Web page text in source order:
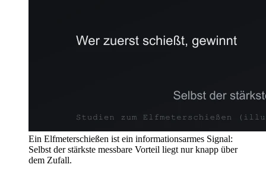
Ein Elfmeterschießen ist ein informationsarmes Signal:
Selbst der stärkste messbare Vorteil liegt nur knapp über
dem Zufall.